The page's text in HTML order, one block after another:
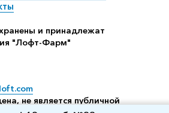
и принадлежат
"Лофт-Фарм"
не является публичной